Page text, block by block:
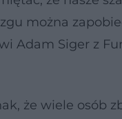
można
Adam Siger z
że wiele osób